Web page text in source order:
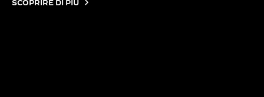
SCOPRIRE DI PIÙ